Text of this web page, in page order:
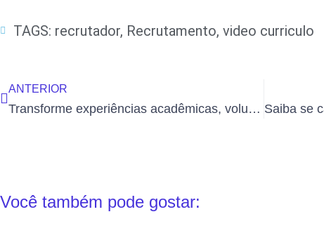
TAGS: recrutador, Recrutamento, video curriculo
ANTERIOR
Transforme experiências acadêmicas, voluntárias ou pessoais em pontos fortes
Você também pode gostar: